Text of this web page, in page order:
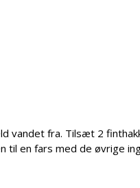
vandet fra. Tilsæt 2
til en fars med de øvrige